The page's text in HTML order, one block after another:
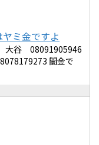
ミ金ですよ
谷 08091905946
闇金で